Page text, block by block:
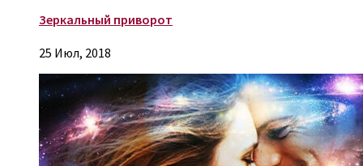
Зеркальный приворот
25 Июл, 2018